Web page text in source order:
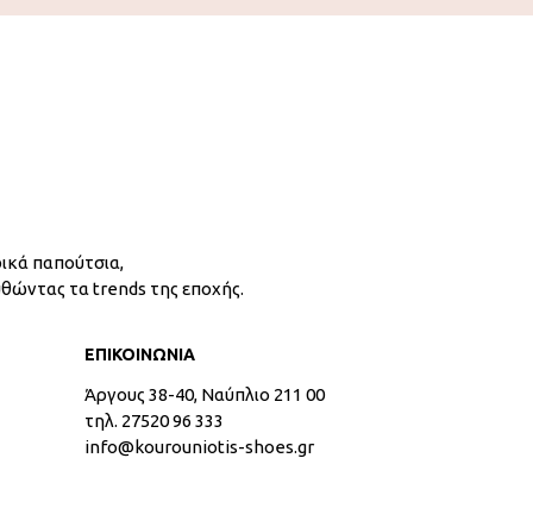
παπούτσια,
τα trends της εποχής.
ΕΠΙΚΟΙΝΩΝΙΑ
Άργους 38-40, Ναύπλιο 211 00
τηλ. 27520 96 333
info@kourouniotis-shoes.gr